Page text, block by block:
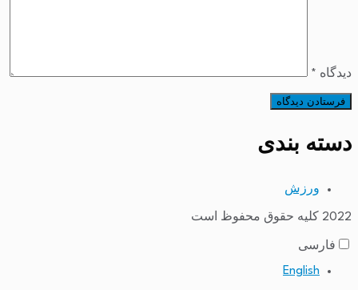
دیدگاه *
دسته بندی
ورزش
2022 کلیه حقوق محفوظ است
فارسی
English